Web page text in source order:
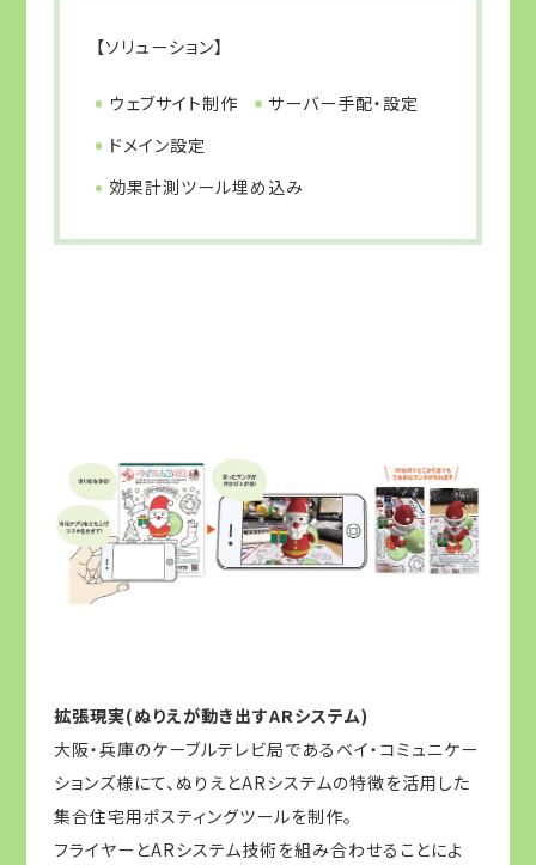
【ソリューション】
ウェブサイト制作
サーバー手配・設定
ドメイン設定
効果計測ツール埋め込み
拡張現実(ぬりえが動き出すARシステム)
大阪・兵庫のケーブルテレビ局であるベイ・コミュニケー
ションズ様にて、ぬりえとARシステムの特徴を活用した
集合住宅用ポスティングツールを制作。
フライヤーとARシステム技術を組み合わせることによ